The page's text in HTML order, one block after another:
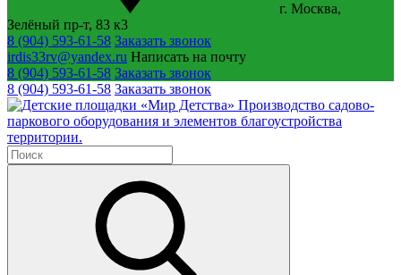
г. Москва,
Зелёный пр-т, 83 к3
8 (904) 593-61-58 Заказать звонок
irdis33rv@yandex.ru Написать на почту
8 (904) 593-61-58 Заказать звонок
8 (904) 593-61-58 Заказать звонок
Производство садово-
паркового оборудования и элементов благоустройства
территории.